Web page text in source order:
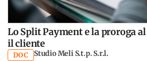
Lo Split Payment e la proroga
il cliente
DOC Studio Meli S.t.p. S.r.l.